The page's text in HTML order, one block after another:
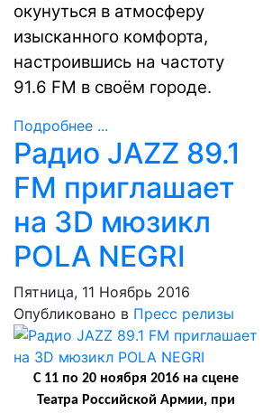
окунуться в атмосферу
изысканного комфорта,
настроившись на частоту
91.6 FM в своём городе.
Подробнее ...
Радио JAZZ 89.1
FM приглашает
на 3D мюзикл
POLA NEGRI
Пятница, 11 Ноябрь 2016
Опубликовано в Пресс релизы
С 11 по 20 ноября 2016 на сцене
Театра Российской Армии, при